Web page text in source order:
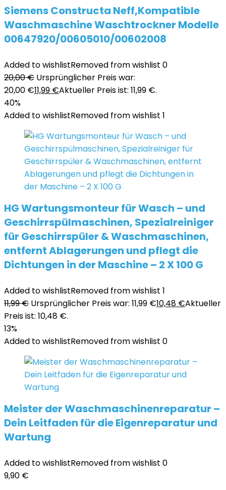
Siemens Constructa Neff,Kompatible
Waschmaschine Waschtrockner Modelle
00647920/00605010/00602008
Added to wishlistRemoved from wishlist 0
20,00€ Ursprünglicher Preis war:
20,00 €11,99 €Aktueller Preis ist: 11,99 €.
40%
Added to wishlistRemoved from wishlist 1
HG Wartungsmonteur für Wasch – und
Geschirrspülmaschinen, Spezialreiniger
für Geschirrspüler & Waschmaschinen,
entfernt Ablagerungen und pflegt die
Dichtungen in der Maschine – 2 X 100 G
Added to wishlistRemoved from wishlist 1
11,99€ Ursprünglicher Preis war: 11,99 €10,48 €Aktueller
Preis ist: 10,48 €.
13%
Added to wishlistRemoved from wishlist 0
Meister der Waschmaschinenreparatur –
Dein Leitfaden für die Eigenreparatur und
Wartung
Added to wishlistRemoved from wishlist 0
9,90 €